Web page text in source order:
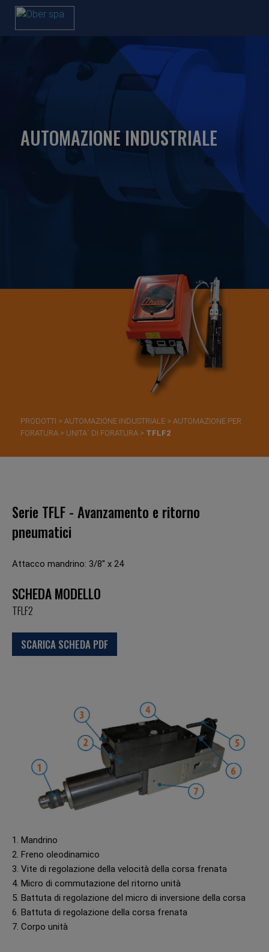
AUTOMAZIONE INDUSTRIALE
PRODOTTI > AUTOMAZIONE INDUSTRIALE> AUTOMAZIONE PER
FORATURA > UNITA´ DI FORATURA > TFLF2
Serie TFLF - Avanzamento e ritorno
pneumatici
Attacco mandrino: 3/8'' x 24
SCHEDA MODELLO
TFLF2
SCARICA SCHEDA PDF
1. Mandrino
2. Freno oleodinamico
3. Vite di regolazione della velocità della corsa frenata
4. Micro di commutazione del ritorno unità
5. Battuta di regolazione del micro di inversione della corsa
6. Battuta di regolazione della corsa frenata
7. Corpo unità